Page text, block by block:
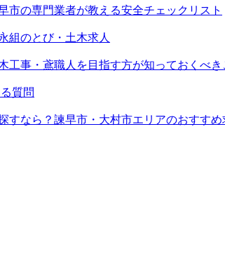
市の専門業者が教える安全チェックリスト
組のとび・土木求人
工事・鳶職人を目指す方が知っておくべき
質問
すなら？諫早市・大村市エリアのおすす